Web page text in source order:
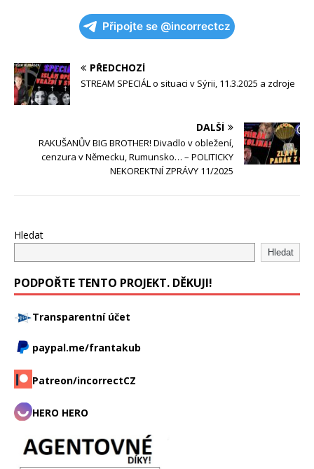
Připojte se @incorrectcz
PŘEDCHOZÍ
STREAM SPECIÁL o situaci v Sýrii, 11.3.2025 a zdroje
DALŠÍ
RAKUŠANŮV BIG BROTHER! Divadlo v obležení,
cenzura v Německu, Rumunsko… – POLITICKY
NEKOREKTNÍ ZPRÁVY 11/2025
Hledat
Hledat
PODPOŘTE TENTO PROJEKT. DĚKUJI!
Transparentní účet
paypal.me/frantakub
Patreon/incorrectCZ
HERO HERO